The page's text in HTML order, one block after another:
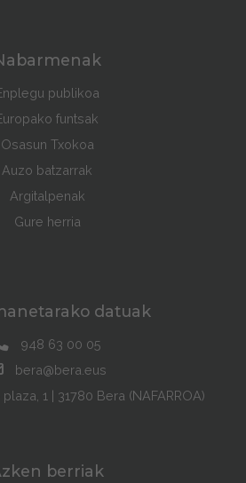
publikoa
funtsak
Osasun Txokoa
Auzo batzarrak
Argitalpenak
Gure herria
datuak
948 63 00 05
bera@bera.eus
1 | 31780 Bera (NAFARROA)
berriak